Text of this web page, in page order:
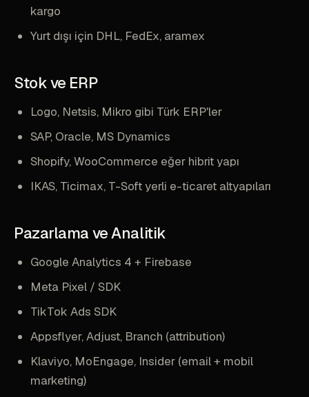
kargo
Yurt dışı için DHL, FedEx, aramex
Stok ve ERP
Logo, Netsis, Mikro gibi Türk ERP'ler
SAP, Oracle, MS Dynamics
Shopify, WooCommerce eğer hibrit yapı
IKAS, Ticimax, T-Soft yerli e-ticaret altyapıları
Pazarlama ve Analitik
Google Analytics 4 + Firebase
Meta Pixel / SDK
TikTok Ads SDK
Appsflyer, Adjust, Branch (attribution)
Klaviyo, MoEngage, Insider (email + mobil
marketing)